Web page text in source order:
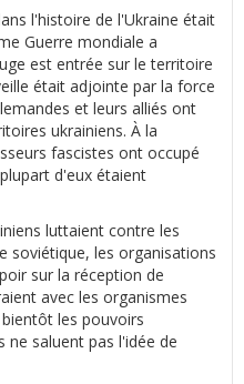
l'histoire de l'Ukraine était
Guerre mondiale a
est entrée sur le territoire
était adjointe par la force
et leurs alliés ont
ukrainiens. À la
fascistes ont occupé
d'eux étaient
luttaient contre les
soviétique, les organisations
sur la réception de
avec les organismes
les pouvoirs
ne saluent pas l'idée de